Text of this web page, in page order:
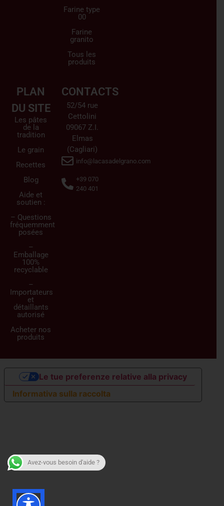
Farine type
00
Farine
granito
Tous les
produits
PLAN
DU SITE
Les pâtes
de la
tradition
Le grain
Recettes
Blog
Aide et
soutien :
– Questions
fréquemment
posées
–
Emballage
100%
recyclable
–
Importateurs
et
détaillants
autorisé
Acheter nos
produits
CONTACTS
52/54 rue
Cettolini
09067 Z.I.
Elmas
(Cagliari)
info@lacasadelgrano.com
+39 070
240 401
Avez-vous besoin d'aide ?
Informativa sulla raccolta
Le tue preferenze relative alla privacy